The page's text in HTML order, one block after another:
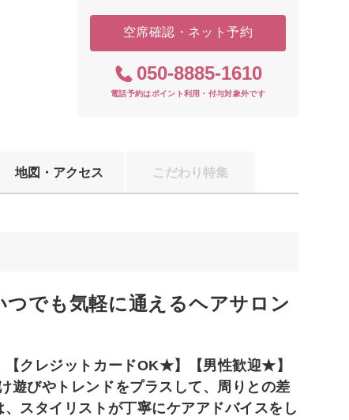
空席確認・ネット予約
050-8885-1610
電話予約はポイント利用・付与対象外です
地図・アクセス こだわり特集
でも気軽に通えるヘアサロン
クレジットカードOK★】【男性歓迎★】
遊びやトレンドをプラスして、周りとの差
スタイリストが丁寧にケアアドバイスをし